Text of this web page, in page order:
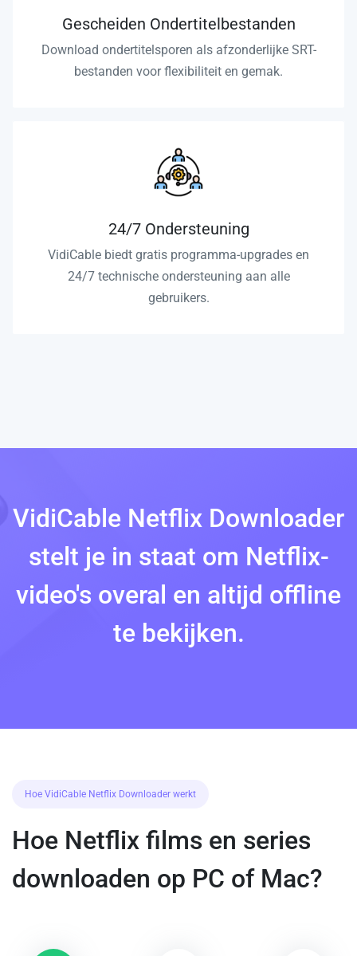
Gescheiden Ondertitelbestanden
Download ondertitelsporen als afzonderlijke SRT-
bestanden voor flexibiliteit en gemak.
24/7 Ondersteuning
VidiCable biedt gratis programma-upgrades en
24/7 technische ondersteuning aan alle
gebruikers.
VidiCable Netflix Downloader
stelt je in staat om Netflix-
video's overal en altijd offline
te bekijken.
Hoe VidiCable Netflix Downloader werkt
Hoe Netflix films en series
downloaden op PC of Mac?